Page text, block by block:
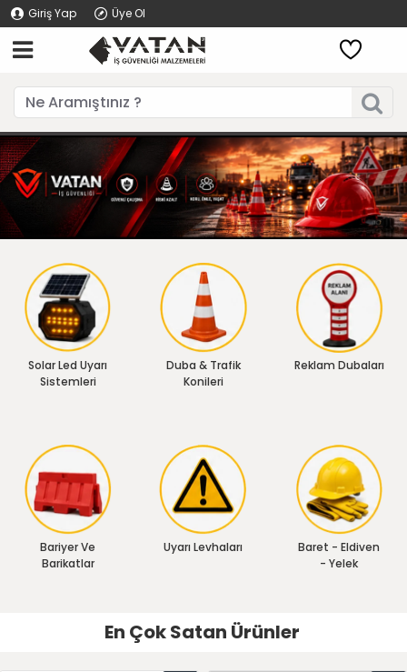
Giriş Yap Üye Ol
Solar Led Uyarı
Sistemleri
Duba & Trafik
Konileri
Reklam Dubaları
Bariyer Ve
Barikatlar
Uyarı Levhaları
Baret - Eldiven
- Yelek
En Çok Satan Ürünler